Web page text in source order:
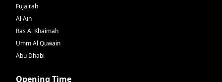
Fujairah
Al Ain
Ras Al Khaimah
Umm Al Quwain
Abu Dhabi
Opening Time